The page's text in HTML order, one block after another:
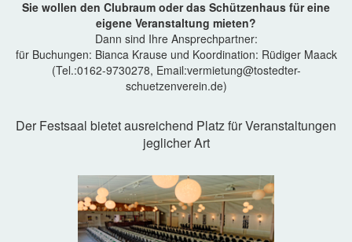
Sie wollen den Clubraum oder das Schützenhaus für eine
eigene Veranstaltung mieten?
Dann sind Ihre Ansprechpartner:
für Buchungen: Bianca Krause und Koordination: Rüdiger Maack
(Tel.:0162-9730278, Email:vermietung@tostedter-
schuetzenverein.de)
Der Festsaal bietet ausreichend Platz für Veranstaltungen
jeglicher Art